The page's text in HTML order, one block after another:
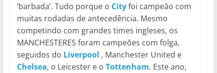
‘barbada’. Tudo porque o Cityfoi campeão com
muitas rodadas de antecedência. Mesmo
competindo com grandes times ingleses, os
MANCHESTERES foram campeões com folga,
seguidos do Liverpool , Manchester United e
Chelsea, o Leicester e o Tottenham. Este ano,